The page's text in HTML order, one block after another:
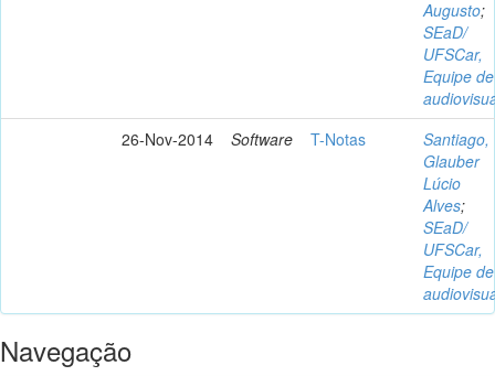
Augusto;
SEaD/
UFSCar,
Equipe de
26-Nov-2014
Software T-Notas
Santiago,
Glauber
Lúcio
Alves;
SEaD/
UFSCar,
Equipe de
Navegação